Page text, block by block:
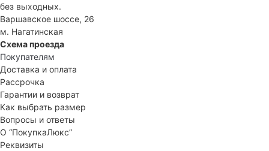
без выходных.
Варшавское шоссе, 26
м. Нагатинская
Схема проезда
Покупателям
Доставка и оплата
Рассрочка
Гарантии и возврат
Как выбрать размер
Вопросы и ответы
О “ПокупкаЛюкс”
Реквизиты